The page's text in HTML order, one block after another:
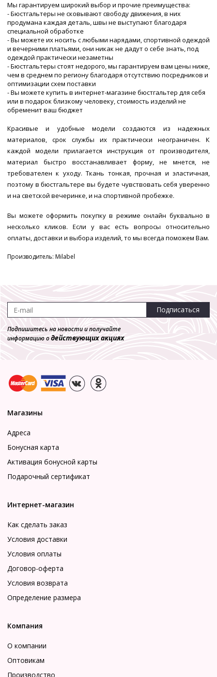
Мы гарантируем широкий выбор и прочие преимущества:
- Бюстгальтеры не сковывают свободу движения, в них
продумана каждая деталь, швы не выступают благодаря
специальной обработке
- Вы можете их носить с любыми нарядами, спортивной одеждой
и вечерними платьями, они никак не дадут о себе знать, под
одеждой практически незаметны
- Бюстгальтеры стоят недорого, мы гарантируем вам цены ниже,
чем в среднем по региону благодаря отсутствию посредников и
оптимизации схем поставки
- Вы можете купить в интернет-магазине бюстгальтер для себя
или в подарок близкому человеку, стоимость изделий не
обременит ваш бюджет
Красивые и удобные модели создаются из надежных
материалов, срок службы их практически неограничен. К
каждой модели прилагается инструкция от производителя,
материал быстро восстанавливает форму, не мнется, не
требователен к уходу. Ткань тонкая, прочная и эластичная,
поэтому в бюстгальтере вы будете чувствовать себя уверенно
и на светской вечеринке, и на спортивной пробежке.
Вы можете оформить покупку в режиме онлайн буквально в
несколько кликов. Если у вас есть вопросы относительно
оплаты, доставки и выбора изделий, то мы всегда поможем Вам.
Производитель: Milabel
Подписаться
Подпишитесь на новости и получайте
информацию одействующих акциях
Магазины
Адреса
Бонусная карта
Активация бонусной карты
Подарочный сертификат
Интернет-магазин
Как сделать заказ
Условия доставки
Условия оплаты
Договор-оферта
Условия возврата
Определение размера
Компания
О компании
Оптовикам
Производство